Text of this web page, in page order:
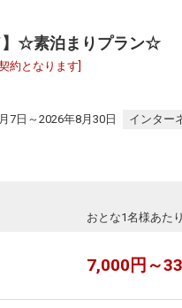
】☆素泊まりプラン☆
約となります]
7日～2026年8月30日 インター
おとな1名様あた
7,000円～